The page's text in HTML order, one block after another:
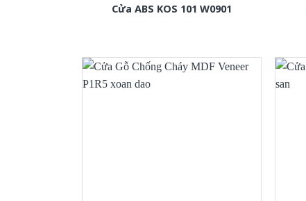
Cửa ABS KOS 101 W0901